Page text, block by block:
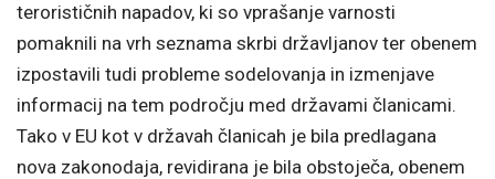
terorističnih napadov, ki so vprašanje varnosti
pomaknili na vrh seznama skrbi državljanov ter obenem
izpostavili tudi probleme sodelovanja in izmenjave
informacij na tem področju med državami članicami.
Tako v EU kot v državah članicah je bila predlagana
nova zakonodaja, revidirana je bila obstoječa, obenem